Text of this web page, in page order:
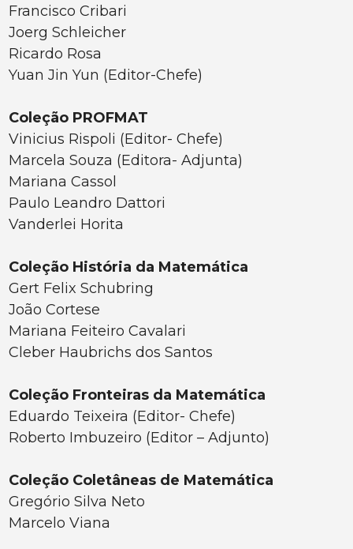
Francisco Cribari
Joerg Schleicher
Ricardo Rosa
Yuan Jin Yun (Editor-Chefe)
Coleção PROFMAT
Vinicius Rispoli (Editor- Chefe)
Marcela Souza (Editora- Adjunta)
Mariana Cassol
Paulo Leandro Dattori
Vanderlei Horita
Coleção História da Matemática
Gert Felix Schubring
João Cortese
Mariana Feiteiro Cavalari
Cleber Haubrichs dos Santos
Coleção Fronteiras da Matemática
Eduardo Teixeira (Editor- Chefe)
Roberto Imbuzeiro (Editor – Adjunto)
Coleção Coletâneas de Matemática
Gregório Silva Neto
Marcelo Viana